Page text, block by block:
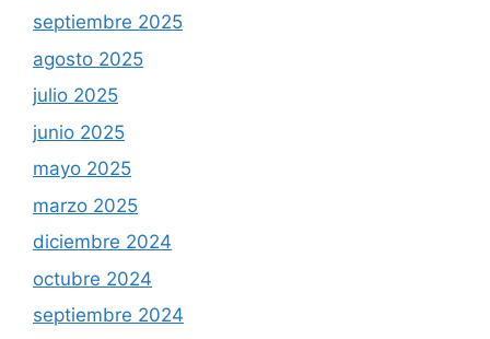
septiembre 2025
agosto 2025
julio 2025
junio 2025
mayo 2025
marzo 2025
diciembre 2024
octubre 2024
septiembre 2024